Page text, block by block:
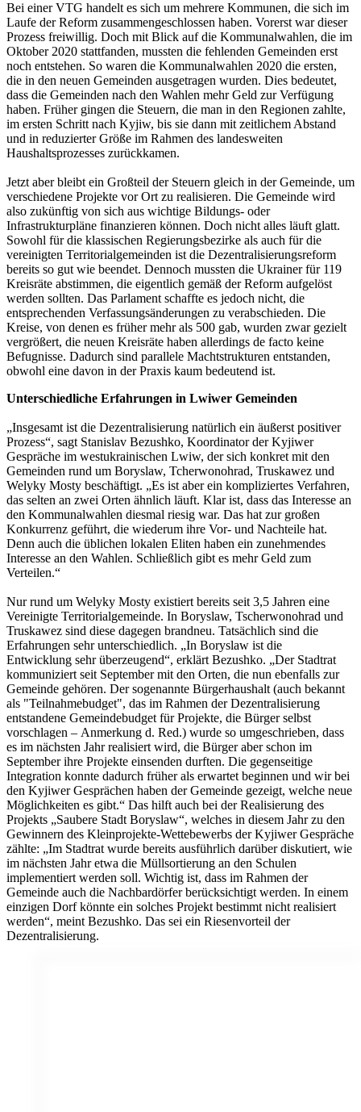
Bei einer VTG handelt es sich um mehrere Kommunen, die sich im
Laufe der Reform zusammengeschlossen haben. Vorerst war dieser
Prozess freiwillig. Doch mit Blick auf die Kommunalwahlen, die im
Oktober 2020 stattfanden, mussten die fehlenden Gemeinden erst
noch entstehen. So waren die Kommunalwahlen 2020 die ersten,
die in den neuen Gemeinden ausgetragen wurden. Dies bedeutet,
dass die Gemeinden nach den Wahlen mehr Geld zur Verfügung
haben. Früher gingen die Steuern, die man in den Regionen zahlte,
im ersten Schritt nach Kyjiw, bis sie dann mit zeitlichem Abstand
und in reduzierter Größe im Rahmen des landesweiten
Haushaltsprozesses zurückkamen.
Jetzt aber bleibt ein Großteil der Steuern gleich in der Gemeinde, um
verschiedene Projekte vor Ort zu realisieren. Die Gemeinde wird
also zukünftig von sich aus wichtige Bildungs- oder
Infrastrukturpläne finanzieren können. Doch nicht alles läuft glatt.
Sowohl für die klassischen Regierungsbezirke als auch für die
vereinigten Territorialgemeinden ist die Dezentralisierungsreform
bereits so gut wie beendet. Dennoch mussten die Ukrainer für 119
Kreisräte abstimmen, die eigentlich gemäß der Reform aufgelöst
werden sollten. Das Parlament schaffte es jedoch nicht, die
entsprechenden Verfassungsänderungen zu verabschieden. Die
Kreise, von denen es früher mehr als 500 gab, wurden zwar gezielt
vergrößert, die neuen Kreisräte haben allerdings de facto keine
Befugnisse. Dadurch sind parallele Machtstrukturen entstanden,
obwohl eine davon in der Praxis kaum bedeutend ist.
Unterschiedliche Erfahrungen in Lwiwer Gemeinden
„Insgesamt ist die Dezentralisierung natürlich ein äußerst positiver
Prozess“, sagt Stanislav Bezushko, Koordinator der Kyjiwer
Gespräche im westukrainischen Lwiw, der sich konkret mit den
Gemeinden rund um Boryslaw, Tcherwonohrad, Truskawez und
Welyky Mosty beschäftigt. „Es ist aber ein kompliziertes Verfahren,
das selten an zwei Orten ähnlich läuft. Klar ist, dass das Interesse an
den Kommunalwahlen diesmal riesig war. Das hat zur großen
Konkurrenz geführt, die wiederum ihre Vor- und Nachteile hat.
Denn auch die üblichen lokalen Eliten haben ein zunehmendes
Interesse an den Wahlen. Schließlich gibt es mehr Geld zum
Verteilen.“
Nur rund um Welyky Mosty existiert bereits seit 3,5 Jahren eine
Vereinigte Territorialgemeinde. In Boryslaw, Tscherwonohrad und
Truskawez sind diese dagegen brandneu. Tatsächlich sind die
Erfahrungen sehr unterschiedlich. „In Boryslaw ist die
Entwicklung sehr überzeugend“, erklärt Bezushko. „Der Stadtrat
kommuniziert seit September mit den Orten, die nun ebenfalls zur
Gemeinde gehören. Der sogenannte Bürgerhaushalt (auch bekannt
als "Teilnahmebudget", das im Rahmen der Dezentralisierung
entstandene Gemeindebudget für Projekte, die Bürger selbst
vorschlagen – Anmerkung d. Red.) wurde so umgeschrieben, dass
es im nächsten Jahr realisiert wird, die Bürger aber schon im
September ihre Projekte einsenden durften. Die gegenseitige
Integration konnte dadurch früher als erwartet beginnen und wir bei
den Kyjiwer Gesprächen haben der Gemeinde gezeigt, welche neue
Möglichkeiten es gibt.“ Das hilft auch bei der Realisierung des
Projekts „Saubere Stadt Boryslaw“, welches in diesem Jahr zu den
Gewinnern des Kleinprojekte-Wettebewerbs der Kyjiwer Gespräche
zählte: „Im Stadtrat wurde bereits ausführlich darüber diskutiert, wie
im nächsten Jahr etwa die Müllsortierung an den Schulen
implementiert werden soll. Wichtig ist, dass im Rahmen der
Gemeinde auch die Nachbardörfer berücksichtigt werden. In einem
einzigen Dorf könnte ein solches Projekt bestimmt nicht realisiert
werden“, meint Bezushko. Das sei ein Riesenvorteil der
Dezentralisierung.